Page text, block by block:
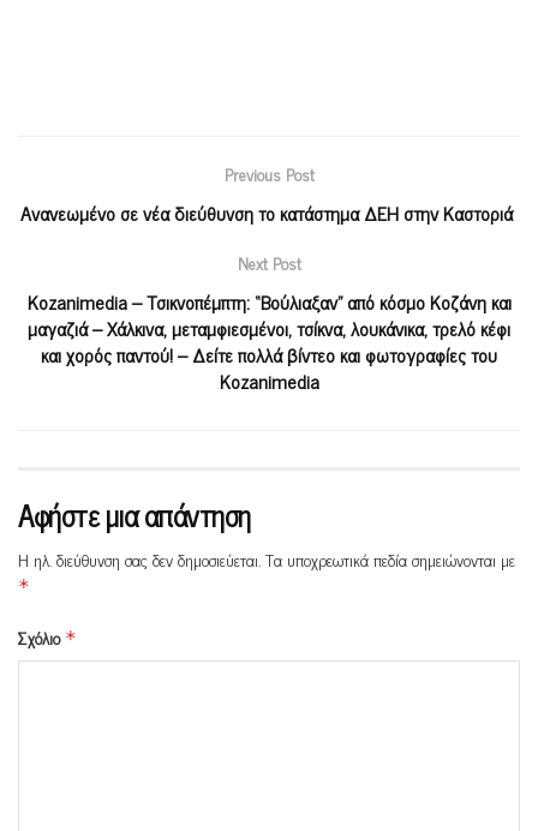
Previous Post
Ανανεωμένο σε νέα διεύθυνση το κατάστημα ΔΕΗ στην Καστοριά
Next Post
Kozanimedia – Τσικνοπέμπτη: “Βούλιαξαν” από κόσμο Κοζάνη και
μαγαζιά – Χάλκινα, μεταμφιεσμένοι, τσίκνα, λουκάνικα, τρελό κέφι
και χορός παντού! – Δείτε πολλά βίντεο και φωτογραφίες του
Kozanimedia
Αφήστε μια απάντηση
Η ηλ. διεύθυνση σας δεν δημοσιεύεται.Τα υποχρεωτικά πεδία σημειώνονται με
*
Σχόλιο *